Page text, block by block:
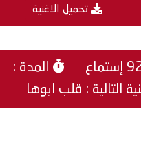
تحميل الاغنية
المدة :
التالية : قلب ابوها